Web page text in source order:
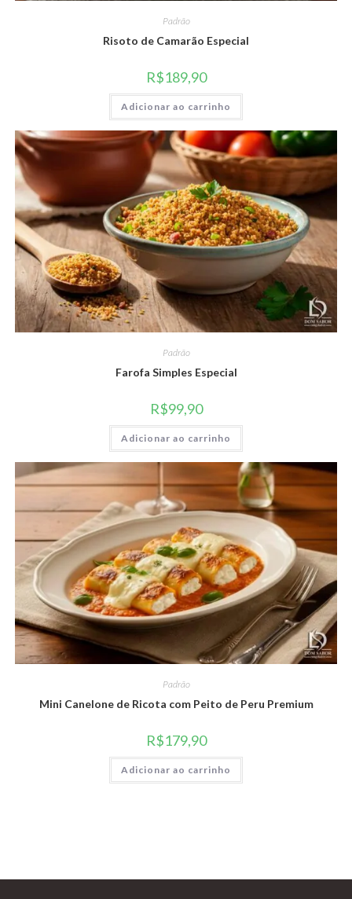
Padrão
Risoto de Camarão Especial
R$189,90
Adicionar ao carrinho
Padrão
Farofa Simples Especial
R$99,90
Adicionar ao carrinho
Padrão
Mini Canelone de Ricota com Peito de Peru Premium
R$179,90
Adicionar ao carrinho